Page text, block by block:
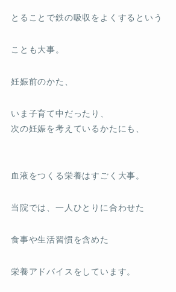
とることで鉄の吸収をよくするという
ことも大事。
妊娠前のかた、
いま子育て中だったり、
次の妊娠を考えているかたにも、
血液をつくる栄養はすごく大事。
当院では、一人ひとりに合わせた
食事や生活習慣を含めた
栄養アドバイスをしています。